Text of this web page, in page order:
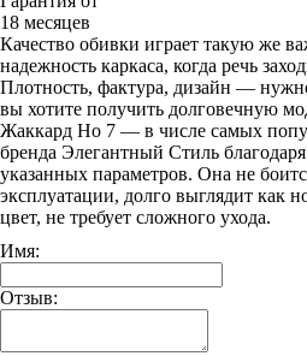
18 месяцев
Качество обивки играет такую же
надежность каркаса, когда речь
Плотность, фактура, дизайн —
вы хотите получить долговечную
Жаккард Но 7 — в числе самых
бренда Элегантный Стиль
указанных параметров. Она не
эксплуатации, долго выглядит как
цвет, не требует сложного ухода.
Имя:
Отзыв: